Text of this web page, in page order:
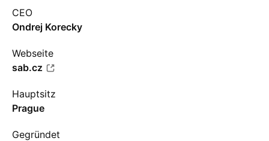
CEO
Ondrej Korecky
Webseite
sab.cz
Hauptsitz
Prague
Gegründet